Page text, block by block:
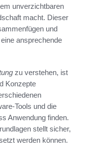
unverzichtbaren
macht. Dieser
und
ansprechende
zu verstehen, ist
Konzepte
Tools und die
Anwendung finden.
stellt sicher,
werden können.